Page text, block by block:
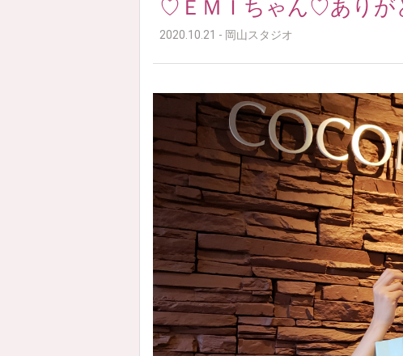
♡ＥＭＩちゃん♡あり
2020.10.21 - 岡山スタジオ